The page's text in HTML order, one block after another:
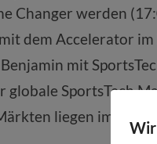
Changer werden
dem Accelerator
mit
globale SportsTech
liegen im
Wir